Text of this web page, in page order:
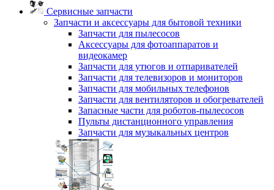
Сервисные запчасти
Запчасти и аксессуары для бытовой техники
Запчасти для пылесосов
Аксессуары для фотоаппаратов и
видеокамер
Запчасти для утюгов и отпаривателей
Запчасти для телевизоров и мониторов
Запчасти для мобильных телефонов
Запчасти для вентиляторов и обогревателей
Запасные части для роботов-пылесосов
Пульты дистанционного управления
Запчасти для музыкальных центров